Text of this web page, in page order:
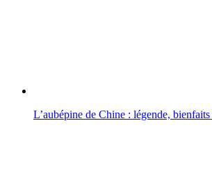
L’aubépine de Chine : légende,